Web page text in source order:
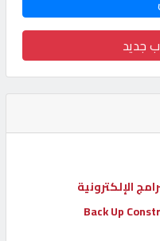
جديد
الإلكترونية